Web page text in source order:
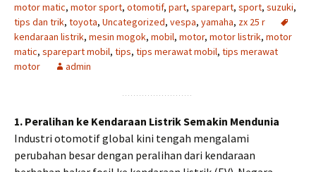
motor matic, motor sport, otomotif, part, sparepart, sport, suzuki,
tips dan trik, toyota, Uncategorized, vespa, yamaha, zx 25 r
kendaraan listrik, mesin mogok, mobil, motor, motor listrik, motor
matic, sparepart mobil, tips, tips merawat mobil, tips merawat
motor
admin
1. Peralihan ke Kendaraan Listrik Semakin Mendunia
Industri otomotif global kini tengah mengalami
perubahan besar dengan peralihan dari kendaraan